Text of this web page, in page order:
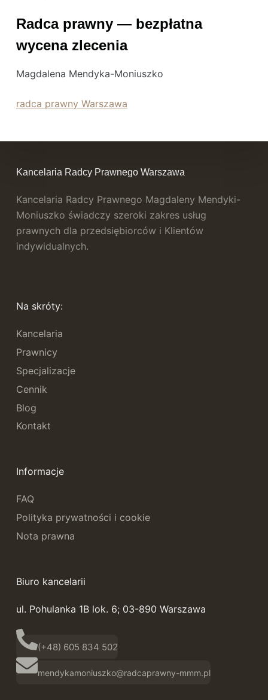
Radca prawny — bezpłatna
wycena zlecenia
Magdalena Mendyka-Moniuszko
radca prawny Warszawa
Kancelaria Radcy Prawnego Warszawa
Kancelaria Radcy Prawnego Magdaleny Mendyki-
Moniuszko świadczy szeroki zakres usług
prawnych dla przedsiębiorców i Klientów
indywidualnych.
Na skróty:
Kancelaria
Prawnicy
Specjalizacje
Cennik
Blog
Kontakt
Informacje
FAQ
Polityka prywatności i cookie
Nota prawna
Biuro kancelarii
ul. Pohulanka 1B lok. 6; 03-890 Warszawa
(+48) 605 834 502
mendykamoniuszko@radcaprawny-mmm.pl